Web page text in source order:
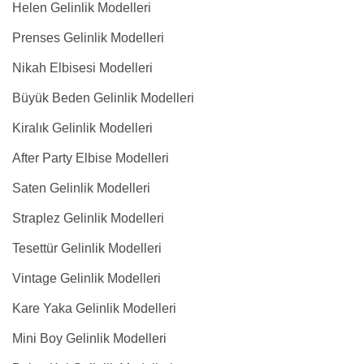
Helen Gelinlik Modelleri
Prenses Gelinlik Modelleri
Nikah Elbisesi Modelleri
Büyük Beden Gelinlik Modelleri
Kiralık Gelinlik Modelleri
After Party Elbise Modelleri
Saten Gelinlik Modelleri
Straplez Gelinlik Modelleri
Tesettür Gelinlik Modelleri
Vintage Gelinlik Modelleri
Kare Yaka Gelinlik Modelleri
Mini Boy Gelinlik Modelleri